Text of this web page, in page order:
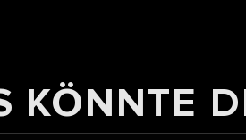
KÖNNTE